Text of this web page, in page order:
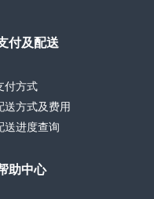
付及配送
付方式
送方式及费用
送进度查询
助中心